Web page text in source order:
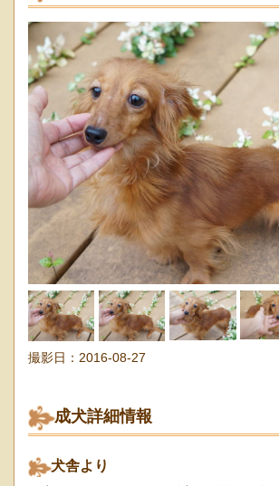
撮影日： 2016-08-27
成犬詳細情報
犬舎より